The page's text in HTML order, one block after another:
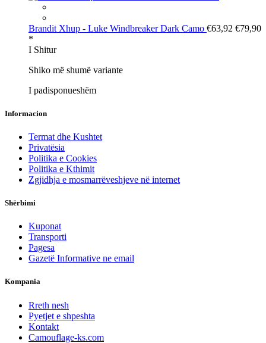
Brandit Xhup - Luke Windbreaker Dark Camo €63,92 €79,90
*
I Shitur
Shiko më shumë variante
I padisponueshëm
Informacion
Termat dhe Kushtet
Privatësia
Politika e Cookies
Politika e Kthimit
Zgjidhja e mosmarrëveshjeve në internet
Shërbimi
Kuponat
Transporti
Pagesa
Gazetë Informative ne email
Kompania
Rreth nesh
Pyetjet e shpeshta
Kontakt
Camouflage-ks.com